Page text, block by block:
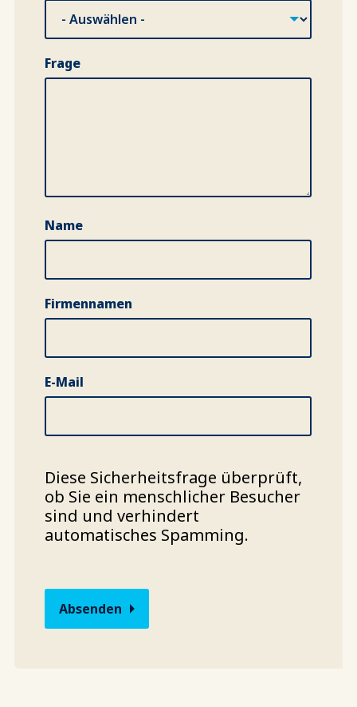
Frage
Name
Firmennamen
E-Mail
Diese Sicherheitsfrage überprüft,
ob Sie ein menschlicher Besucher
sind und verhindert
automatisches Spamming.